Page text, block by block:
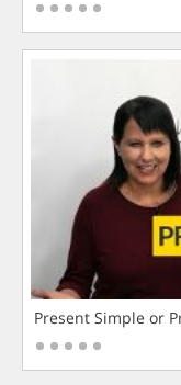
Present Simple or